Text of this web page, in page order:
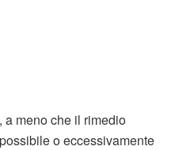
a meno che il rimedio
o eccessivamente